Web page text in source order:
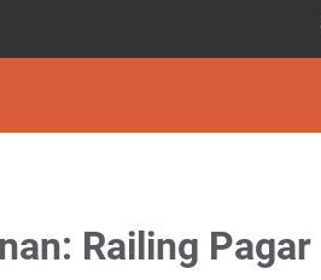
Railing Pagar